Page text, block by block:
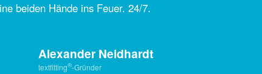
beiden Hände ins Feuer. 24/7.
Alexander Neidhardt
textfitting®-Gründer